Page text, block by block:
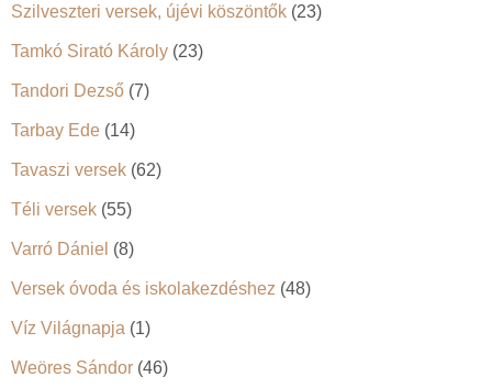
Szilveszteri versek, újévi köszöntők (23)
Tamkó Sirató Károly (23)
Tandori Dezső (7)
Tarbay Ede (14)
Tavaszi versek (62)
Téli versek (55)
Varró Dániel (8)
Versek óvoda és iskolakezdéshez (48)
Víz Világnapja (1)
Weöres Sándor (46)